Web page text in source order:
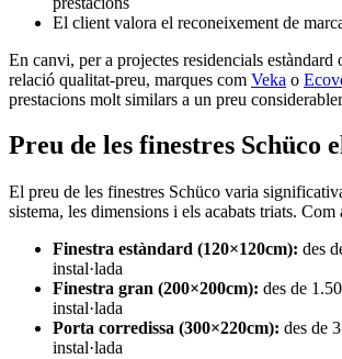
El client valora el reconeixement de
En canvi, per a projectes residencials estàndard
relació qualitat-preu, marques com Veka o
prestacions molt similars a un preu
Preu de les finestres Schüco
El preu de les finestres Schüco varia
sistema, les dimensions i els acabats triats.
Finestra estàndard (120×120cm): des
instal·lada
Finestra gran (200×200cm): des de
instal·lada
Porta corredissa (300×220cm): des de
instal·lada